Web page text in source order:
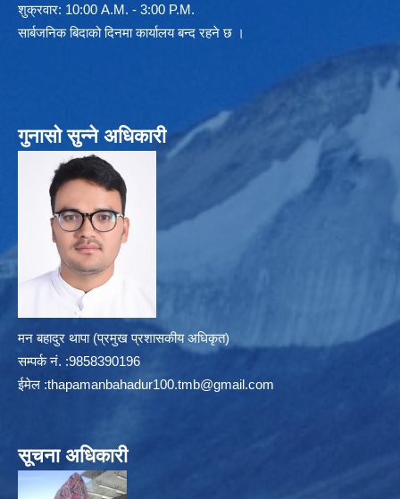
शुक्रवार: 10:00 A.M. - 3:00 P.M.
सार्बजनिक बिदाको दिनमा कार्यालय बन्द रहने छ ।
गुनासो सुन्ने अधिकारी
मन बहादुर थापा (प्रमुख प्रशासकीय अधिकृत)
सम्पर्क न‌ं. :9858390196
ईमेल :thapamanbahadur100.tmb@gmail.com
सूचना अधिकारी